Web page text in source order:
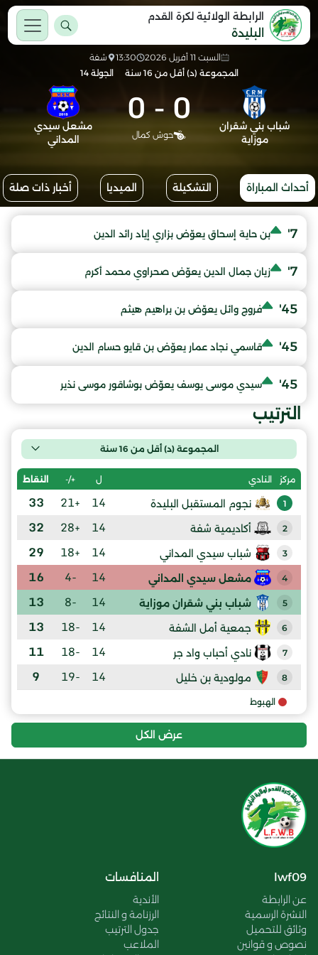
الرابطة الولائية لكرة القدم
البليدة
السبت 11 أفريل 2026 13:30
شفة
المجموعة (د) أقل من 16 سنة
الجولة 14
شباب بني شقران
موزاية
0
-
0
حوش كمال
مشعل سيدي
المداني
أحداث المباراة التشكيلة الميديا أخبار ذات صلة
7' بن حاية إسحاق يعوّض بزاري إياد رائد الدين
7' زيان جمال الدين يعوّض صحراوي محمد أكرم
45' فروج وائل يعوّض بن براهيم هيثم
45' قاسمي نجاد عمار يعوّض بن قايو حسام الدين
45' سيدي موسى يوسف يعوّض بوشاقور موسى نذير
الترتيب
المجموعة (د) أقل من 16 سنة
مركز النادي ل +/- النقاط
1 نجوم المستقبل البليدة 14
+21
33
2 أكاديمية شفة 14
+28
32
3 شباب سيدي المداني 14
+18
29
4 مشعل سيدي المداني 14
-4
16
5 شباب بني شقران موزاية 14
-8
13
6 جمعية أمل الشفة 14
-18
13
7 نادي أحباب واد جر 14
-18
11
8 مولودية بن خليل 14
-19
9
الهبوط
عرض الكل
lwf09
عن الرابطة
النشرة الرسمية
وثائق للتحميل
نصوص و قوانين
المنافسات
الأندية
الرزنامة و النتائج
جدول الترتيب
الملاعب